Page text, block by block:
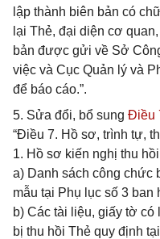
lập thành biên bản có
lại Thẻ, đại diện cơ
bản được gửi về Sở
việc và Cục Quản lý và
để báo cáo.”.
5. Sửa đổi, bổ sung Điều
“Điều 7. Hồ sơ, trình tự,
1. Hồ sơ kiến nghị thu
a) Danh sách công chức
mẫu tại Phụ lục số 3 ban
b) Các tài liệu, giấy tờ
bị thu hồi Thẻ quy định